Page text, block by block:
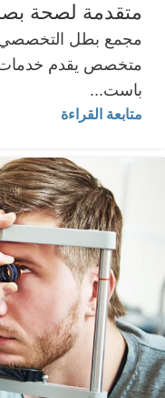
متقدمة لصحة
مجمع بطل التخصصي
متخصص يقدم
باست...
متابعة القراءة